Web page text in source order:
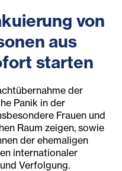
von
aus
starten
der
Panik in der
Frauen und
Raum zeigen, sowie
der ehemaligen
internationaler
Verfolgung.